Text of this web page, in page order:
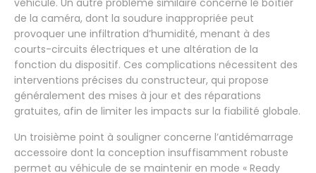
véhicule. Un autre problème similaire concerne le boîtier
de la caméra, dont la soudure inappropriée peut
provoquer une infiltration d’humidité, menant à des
courts-circuits électriques et une altération de la
fonction du dispositif. Ces complications nécessitent des
interventions précises du constructeur, qui propose
généralement des mises à jour et des réparations
gratuites, afin de limiter les impacts sur la fiabilité globale.
Un troisième point à souligner concerne l’antidémarrage
accessoire dont la conception insuffisamment robuste
permet au véhicule de se maintenir en mode « Ready